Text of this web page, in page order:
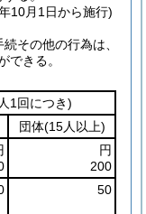
10月1日から施行)
その他の行為は、
できる。
1回につき)
団体(15人以上)
円
200
50